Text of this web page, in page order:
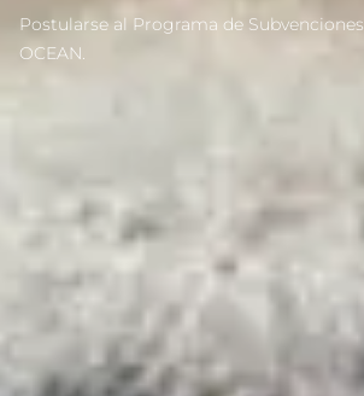
Postularse al Programa de Subvenciones
OCEAN.